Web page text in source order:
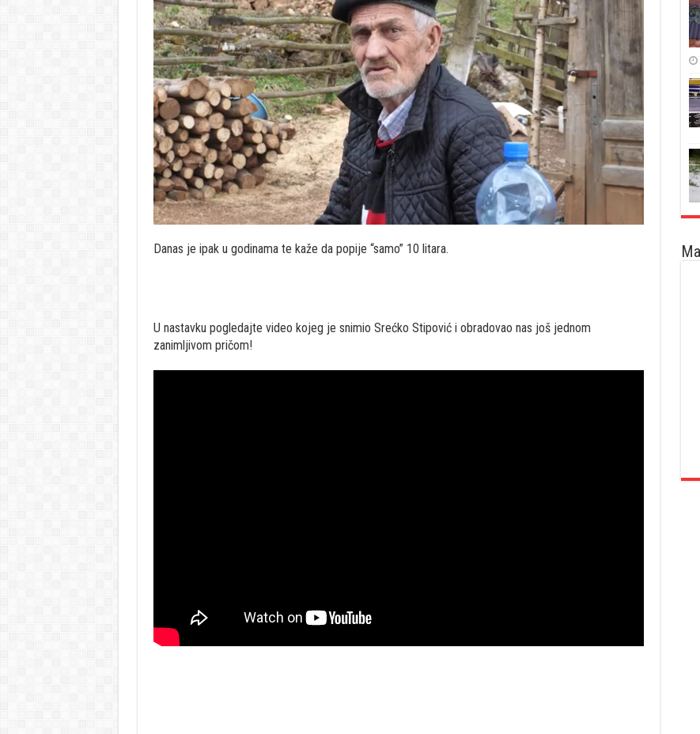
Danas je ipak u godinama te kaže da popije “samo” 10 litara.
U nastavku pogledajte video kojeg je snimio Srećko Stipović i obradovao nas još jednom
zanimljivom pričom!